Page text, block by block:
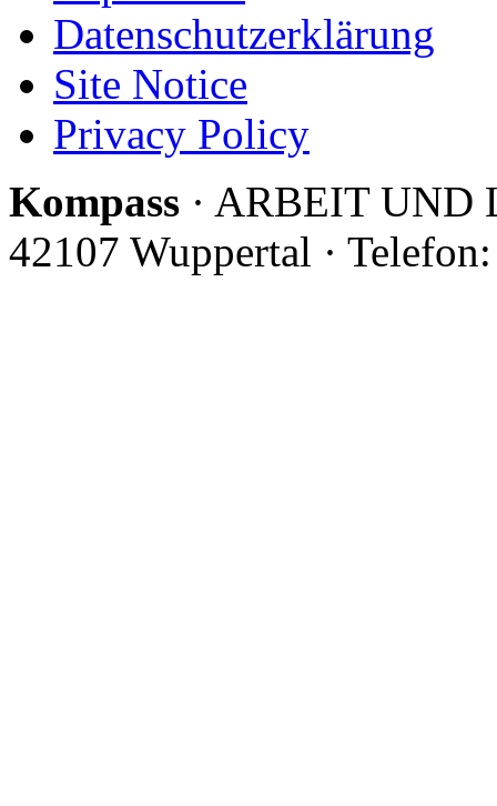
Datenschutzerklärung
Site Notice
Privacy Policy
Kompass · ARBEIT UND
42107 Wuppertal ·